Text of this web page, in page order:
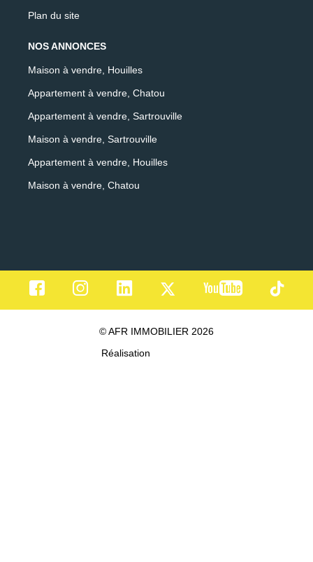
Plan du site
NOS ANNONCES
Maison à vendre, Houilles
Appartement à vendre, Chatou
Appartement à vendre, Sartrouville
Maison à vendre, Sartrouville
Appartement à vendre, Houilles
Maison à vendre, Chatou
© AFR IMMOBILIER 2026
Réalisation